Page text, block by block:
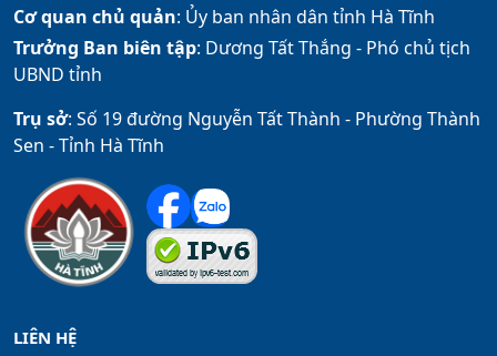
Cơ quan chủ quản: Ủy ban nhân dân tỉnh Hà Tĩnh
Trưởng Ban biên tập: Dương Tất Thắng - Phó chủ tịch
UBND tỉnh
Trụ sở: Số 19 đường Nguyễn Tất Thành - Phường Thành
Sen - Tỉnh Hà Tĩnh
LIÊN HỆ